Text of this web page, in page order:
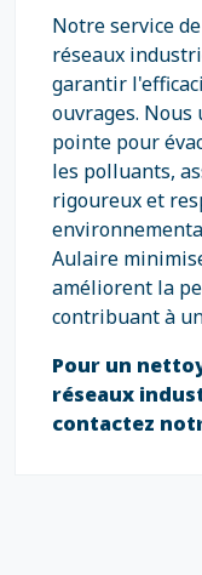
Notre service
réseaux
garantir
ouvrages.
pointe pour
les polluants,
rigoureux et
Aulaire
améliorent la
contribuant à
Pour un
réseaux
contactez